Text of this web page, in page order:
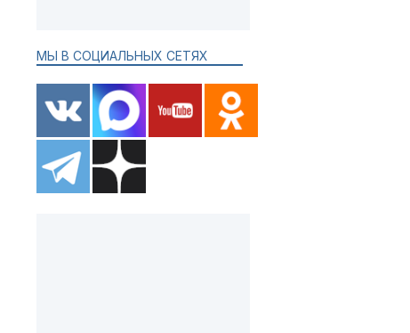
МЫ В СОЦИАЛЬНЫХ СЕТЯХ